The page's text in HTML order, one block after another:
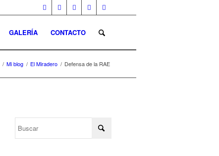
GALERÍA CONTACTO
/ Mi blog / El Miradero / Defensa de la RAE